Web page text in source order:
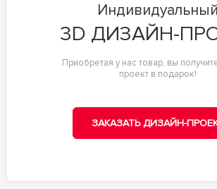
Индивидуальный
3D ДИЗАЙН-
Приобретая у нас товар, вы
проект в подарок!
ЗАКАЗАТЬ ДИЗАЙН-